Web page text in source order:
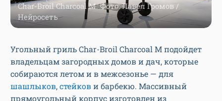
Char-Broil Charcoal M. Фото: Павел Громов /
Нейросеть
Угольный гриль Char-Broil Charcoal M подойдет
владельцам загородных домов и дач, которые
собираются летом и в межсезонье — для
шашлыков,стейкови барбекю. Массивный
прямоугольный корпус изготовлен из